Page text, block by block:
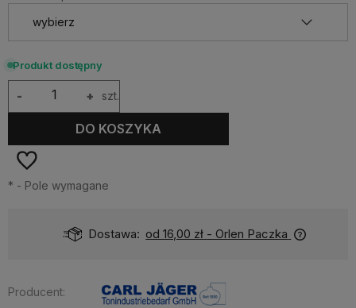
Produkt dostępny
+
- szt.
DO KOSZYKA
* - Pole wymagane
Dostawa: od 16,00 zł - Orlen Paczka
Producent: